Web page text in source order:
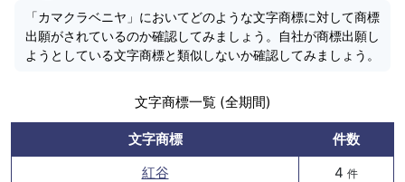
「カマクラベニヤ」においてどのような文字商標に対して商標
出願がされているのか確認してみましょう。自社が商標出願し
ようとしている文字商標と類似しないか確認してみましょう。
文字商標一覧 (全期間)
文字商標
件数
紅谷
4 件